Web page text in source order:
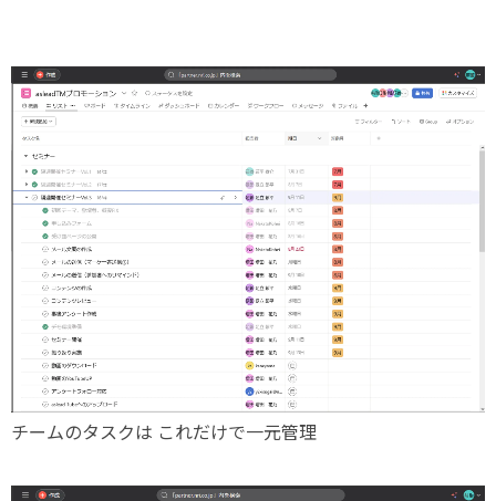
チームのタスクは これだけで一元管理